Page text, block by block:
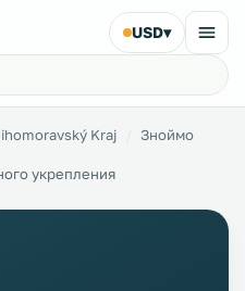
USD▾
Kraj
Зноймо
укрепления